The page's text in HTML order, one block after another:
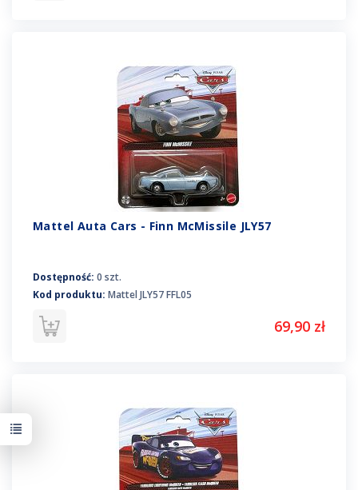
Mattel Auta Cars - Finn McMissile JLY57
Dostępność: 0 szt.
Kod produktu: Mattel JLY57 FFL05
69,90 zł